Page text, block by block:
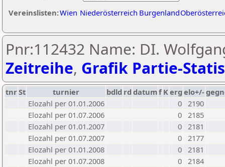
Vereinslisten:Wien Niederösterreich Burgenland
Pnr:112432 Name: DI.
Zeitreihe, Grafik Partie-
tnrSt turnier bdld rd datumf Kerg elo+/-
Elozahl per 01.01.2006
0 2190
Elozahl per 01.07.2006
0 2185
Elozahl per 01.01.2007
0 2181
Elozahl per 01.07.2007
0 2177
Elozahl per 01.01.2008
0 2181
Elozahl per 01.07.2008
0 2184